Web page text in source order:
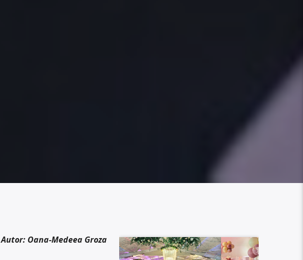
Autor: Oana-Medeea Groza